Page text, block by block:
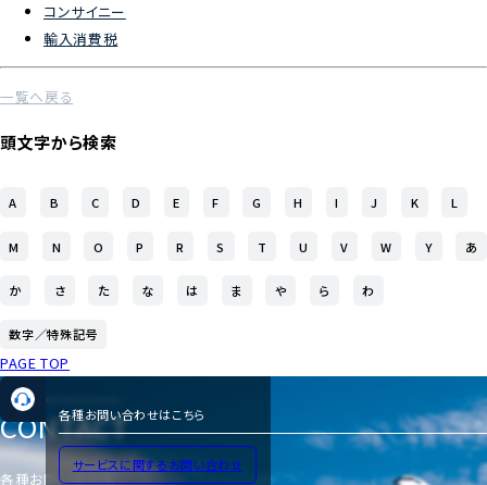
コンサイニー
輸入消費税
一覧へ戻る
頭文字から検索
A B C D E F G H I J K L
M N O P R S T U V W Y あ
か さ た な は ま や ら わ
数字／特殊記号
PAGE TOP
各種お問い合わせはこちら
サービスに関するお問い合わせ
CONTACT
各種お問い合わせ